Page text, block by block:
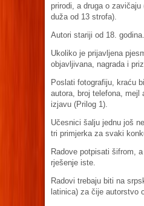
prirodi, a druga o
duža od 13 strofa).
Autori stariji od 18. godina.
Ukoliko je prijavljena
objavljivana, nagrada i
Poslati fotografiju, kraću
autora, broj telefona, mejl
izjavu (Prilog 1).
Učesnici šalju jednu još
tri primjerka za svaki
Radove potpisati šifrom,
rješenje iste.
Radovi trebaju biti na
latinica) za čije autorstvo